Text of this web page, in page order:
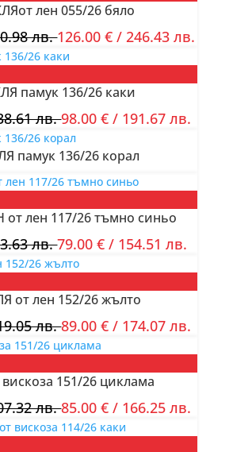
лен 055/26 бяло
лв.126.00€ / 246.43 лв.
памук 136/26 каки
лв.98.00€ / 191.67 лв.
памук 136/26 корал
лен 117/26 тъмно синьо
лв.79.00€ / 154.51 лв.
от лен 152/26 жълто
лв.89.00€ / 174.07 лв.
151/26 циклама
лв.85.00€ / 166.25 лв.